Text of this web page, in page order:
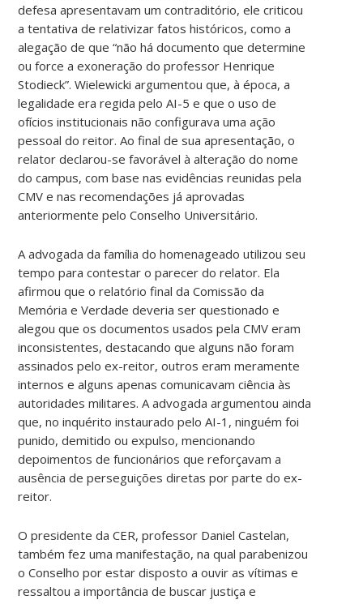
defesa apresentavam um contraditório, ele criticou
a tentativa de relativizar fatos históricos, como a
alegação de que “não há documento que determine
ou force a exoneração do professor Henrique
Stodieck”. Wielewicki argumentou que, à época, a
legalidade era regida pelo AI-5 e que o uso de
ofícios institucionais não configurava uma ação
pessoal do reitor. Ao final de sua apresentação, o
relator declarou-se favorável à alteração do nome
do campus, com base nas evidências reunidas pela
CMV e nas recomendações já aprovadas
anteriormente pelo Conselho Universitário.
A advogada da família do homenageado utilizou seu
tempo para contestar o parecer do relator. Ela
afirmou que o relatório final da Comissão da
Memória e Verdade deveria ser questionado e
alegou que os documentos usados pela CMV eram
inconsistentes, destacando que alguns não foram
assinados pelo ex-reitor, outros eram meramente
internos e alguns apenas comunicavam ciência às
autoridades militares. A advogada argumentou ainda
que, no inquérito instaurado pelo AI-1, ninguém foi
punido, demitido ou expulso, mencionando
depoimentos de funcionários que reforçavam a
ausência de perseguições diretas por parte do ex-
reitor.
O presidente da CER, professor Daniel Castelan,
também fez uma manifestação, na qual parabenizou
o Conselho por estar disposto a ouvir as vítimas e
ressaltou a importância de buscar justiça e